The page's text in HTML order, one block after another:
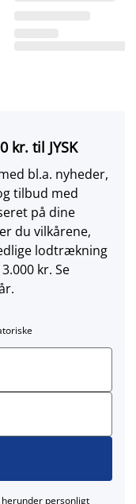
kr. til JYSK
bl.a. nyheder,
tilbud med
på dine
du vilkårene,
lodtrækning
kr. Se
personligt